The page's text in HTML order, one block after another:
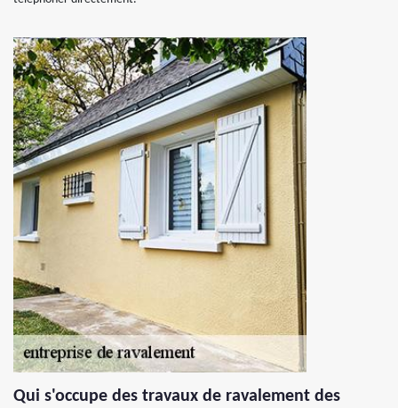
Qui s'occupe des travaux de ravalement des